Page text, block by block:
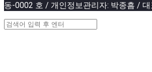
동-0002 호 / 개인정보관리자: 박종흠 /